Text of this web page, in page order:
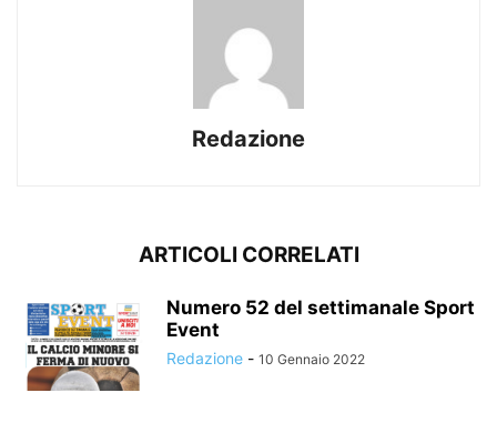
Redazione
ARTICOLI CORRELATI
Numero 52 del settimanale Sport
Event
Redazione - 10 Gennaio 2022